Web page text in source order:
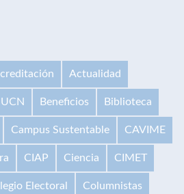
Actualidad
Beneficios Biblioteca
Campus Sustentable CAVIME
CIAP Ciencia CIMET
Electoral Columnistas